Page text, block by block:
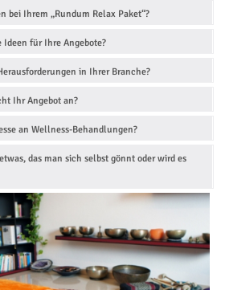
bei Ihrem „Rundum Relax Paket“?
Ideen für Ihre Angebote?
in Ihrer Branche?
Ihr Angebot an?
an Wellness-Behandlungen?
das man sich selbst gönnt oder wird es